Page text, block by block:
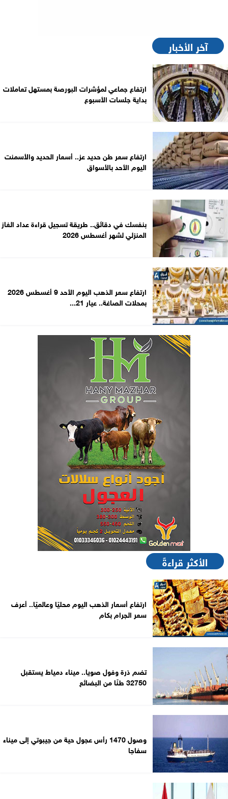
آخر الأخبار
ارتفاع جماعي لمؤشرات البورصة بمستهل تعاملات
بداية جلسات الأسبوع
ارتفاع سعر طن حديد عز.. أسعار الحديد والأسمنت
اليوم الأحد بالأسواق
بنفسك في دقائق.. طريقة تسجيل قراءة عداد الغاز
المنزلي لشهر أغسطس 2026
ارتفاع سعر الذهب اليوم الأحد 9 أغسطس 2026
بمحلات الصاغة.. عيار 21...
الأكثر قراءةً
ارتفاع أسعار الذهب اليوم محليًا وعالميًا.. أعرف
سعر الجرام بكام
تضم ذرة وفول صويا.. ميناء دمياط يستقبل
32750 طنًا من البضائع
وصول 1470 رأس عجول حية من جيبوتي إلى ميناء
سفاجا